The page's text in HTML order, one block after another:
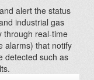
alert the status
industrial gas
through real-time
alarms) that notify
detected such as